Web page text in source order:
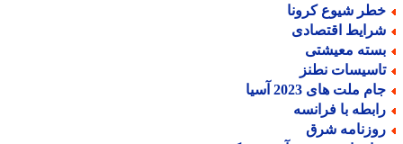
شیوع کرونا
اقتصادی
معیشتی
نطنز
ملت های 2023 آسیا
با فرانسه
شرق